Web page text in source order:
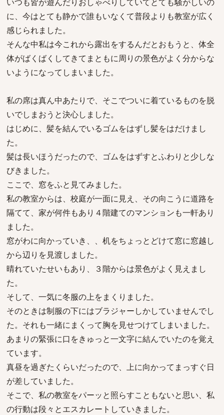
に、今はとても静かで誰もいなくて普段よりも教室が広く
感じられました。
そんな中私は今これから露出をするんだとおもうと、体全
体がばくばくしてきてまともに周りの景色がよく分からな
いようになってしまいました。
私の席は真ん中あたりで、そこでついに着ているものを脱
いでしまおうと決心しました。
はじめに、髪を結んでいるゴムをはずし髪をはだけまし
た。
髪は長いほうだったので、ゴムをはずすとふわりと少しな
びきました。
ここで、窓をふと見てみました。
私の教室からは、校庭が一面に見え、その向こうに道路を
隔てて、家が何件もあり４階建てのマンションも一軒あり
ました。
窓がわに向かっていき、、机をちょっとどけて窓に窓越し
から辺りを見渡しました。
晴れていたせいもあり、３階からは景色がよく見えまし
た。
そして、一気に冬服の上をまくりました。
そのときは制服の下にはブラジャーしかしていませんでし
た。それも一緒にまくって胸を見せつけてしまいました。
あまりの緊張に口をきゅっと一文字に結んでいたのを覚え
ています。
真昼を過ぎたくらいだったので、上に向かってまっすぐ日
が差していました。
そこで、私の教室をパーッと照らすこともないと思い、私
の行動は段々とエスカレートしていきました。